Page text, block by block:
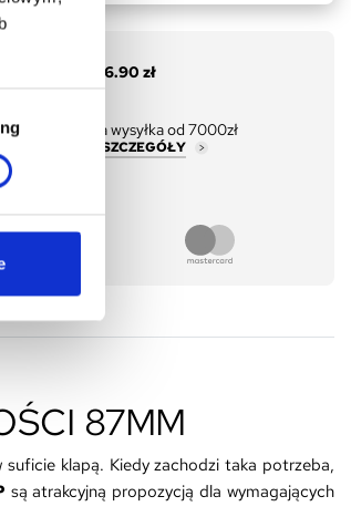
96.90 zł
Darmowa wysyłka od 7000zł
ZOBACZ SZCZEGÓŁY
87MM
klapą. Kiedy zachodzi taka potrzeba,
są atrakcyjną propozycją dla wymagających